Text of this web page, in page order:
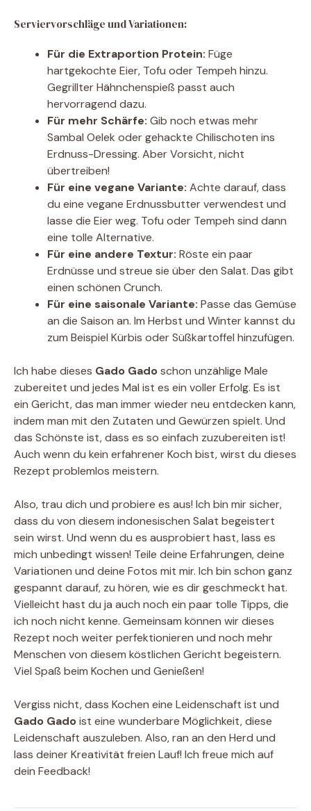
Serviervorschläge und Variationen:
Für die Extraportion Protein: Füge
hartgekochte Eier, Tofu oder Tempeh hinzu.
Gegrillter Hähnchenspieß passt auch
hervorragend dazu.
Für mehr Schärfe: Gib noch etwas mehr
Sambal Oelek oder gehackte Chilischoten ins
Erdnuss-Dressing. Aber Vorsicht, nicht
übertreiben!
Für eine vegane Variante: Achte darauf, dass
du eine vegane Erdnussbutter verwendest und
lasse die Eier weg. Tofu oder Tempeh sind dann
eine tolle Alternative.
Für eine andere Textur: Röste ein paar
Erdnüsse und streue sie über den Salat. Das gibt
einen schönen Crunch.
Für eine saisonale Variante: Passe das Gemüse
an die Saison an. Im Herbst und Winter kannst du
zum Beispiel Kürbis oder Süßkartoffel hinzufügen.
Ich habe dieses Gado Gadoschon unzählige Male
zubereitet und jedes Mal ist es ein voller Erfolg. Es ist
ein Gericht, das man immer wieder neu entdecken kann,
indem man mit den Zutaten und Gewürzen spielt. Und
das Schönste ist, dass es so einfach zuzubereiten ist!
Auch wenn du kein erfahrener Koch bist, wirst du dieses
Rezept problemlos meistern.
Also, trau dich und probiere es aus! Ich bin mir sicher,
dass du von diesem indonesischen Salat begeistert
sein wirst. Und wenn du es ausprobiert hast, lass es
mich unbedingt wissen! Teile deine Erfahrungen, deine
Variationen und deine Fotos mit mir. Ich bin schon ganz
gespannt darauf, zu hören, wie es dir geschmeckt hat.
Vielleicht hast du ja auch noch ein paar tolle Tipps, die
ich noch nicht kenne. Gemeinsam können wir dieses
Rezept noch weiter perfektionieren und noch mehr
Menschen von diesem köstlichen Gericht begeistern.
Viel Spaß beim Kochen und Genießen!
Vergiss nicht, dass Kochen eine Leidenschaft ist und
Gado Gadoist eine wunderbare Möglichkeit, diese
Leidenschaft auszuleben. Also, ran an den Herd und
lass deiner Kreativität freien Lauf! Ich freue mich auf
dein Feedback!